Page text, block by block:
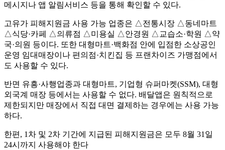
메시지나 앱 알림서비스 등을 통해 확인할 수 있다.
고유가 피해지원금 사용 가능 업종은 △전통시장 △동네마트
△식당·카페 △의류점 △미용실 △안경원 △교습소·학원 △약
국·의원 등이다. 또한 대형마트·백화점 안에 입점한 소상공인
운영 임대매장이나 편의점·치킨집 등 프랜차이즈 가맹점에서
도 사용할 수 있다.
반면 유흥·사행업종과 대형마트, 기업형 슈퍼마켓(SSM), 대형
외국계 매장 등에서는 사용할 수 없다. 배달앱은 원칙적으로
제한되지만 매장에서 직접 대면 결제하는 경우에는 사용 가능
하다.
한편, 1차 및 2차 기간에 지급된 피해지원금은 모두 8월 31일
24시까지 사용해야 한다